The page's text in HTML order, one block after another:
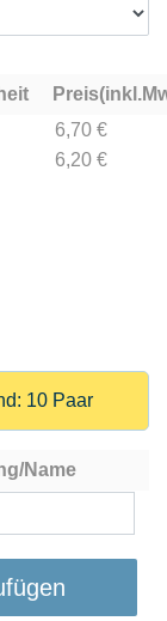
6,70 €
6,20 €
10 Paar
Name